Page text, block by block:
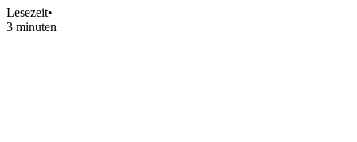
Lesezeit•
3 minuten